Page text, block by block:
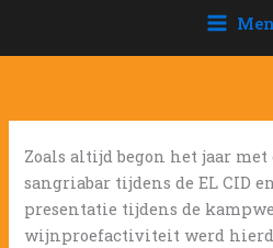
Zoals altijd begon het jaar met
sangriabar tijdens de EL CID
presentatie tijdens de
wijnproefactiviteit werd